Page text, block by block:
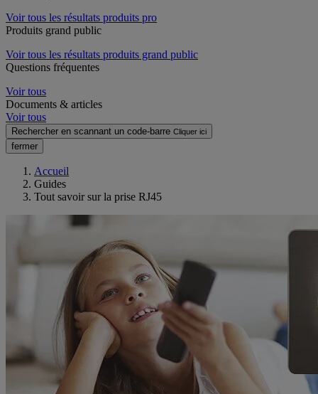
Voir tous les résultats produits pro
Produits grand public
Voir tous les résultats produits grand public
Questions fréquentes
Voir tous
Documents & articles
Voir tous
Rechercher en scannant un code-barre Cliquer ici
fermer
Accueil
Guides
Tout savoir sur la prise RJ45